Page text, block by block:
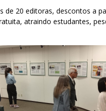
de 20 editoras, descontos a
atraindo estudantes,